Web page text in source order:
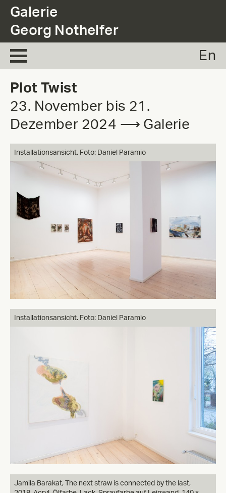
Galerie
Georg Nothelfer
En
Plot Twist
23. November bis 21.
Dezember 2024 ⟶ Galerie
Installationsansicht. Foto: Daniel Paramio
Installationsansicht. Foto: Daniel Paramio
Jamila Barakat, The next straw is connected by the last,